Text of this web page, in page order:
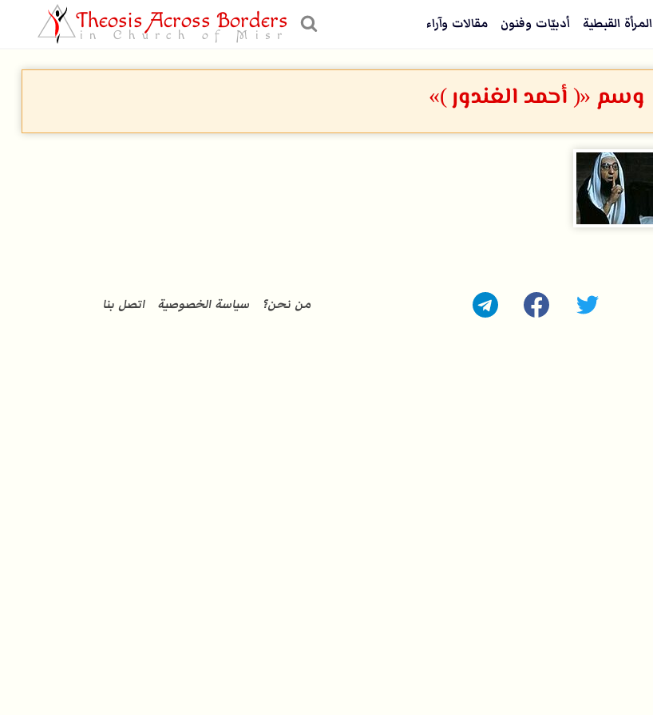
المرأة القبطية أدبيّات وفنون مقالات وآراء Theosis Across Borders
in Church of Misr
وسم «( أحمد الغندور )»
من نحن؟ سياسة الخصوصية اتصل بنا